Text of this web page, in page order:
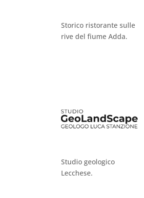
Storico ristorante sulle
rive del fiume Adda.
Studio geologico
Lecchese.